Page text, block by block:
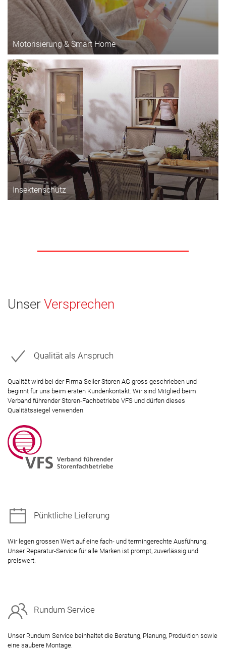
Motorisierung & Smart Home
Insektenschutz
Unser Versprechen
Qualität als Anspruch
Qualität wird bei der Firma Seiler Storen AG gross geschrieben und
beginnt für uns beim ersten Kundenkontakt. Wir sind Mitglied beim
Verband führender Storen-Fachbetriebe VFS und dürfen dieses
Qualitätssiegel verwenden.
Pünktliche Lieferung
Wir legen grossen Wert auf eine fach- und termingerechte Ausführung.
Unser Reparatur-Service für alle Marken ist prompt, zuverlässig und
preiswert.
Rundum Service
Unser Rundum Service beinhaltet die Beratung, Planung, Produktion sowie
eine saubere Montage.